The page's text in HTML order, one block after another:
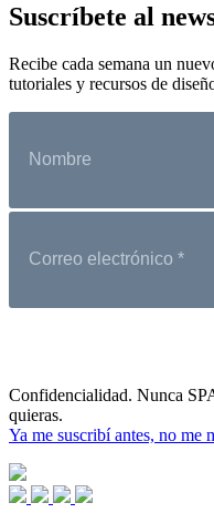
Suscríbete al
Recibe cada semana un
tutoriales y recursos de
Confidencialidad. Nunca
quieras.
Ya me suscribí antes, no me